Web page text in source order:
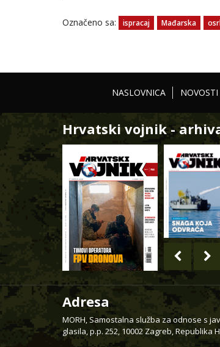
Označeno sa: ispracaj Mađarska
NASLOVNICA
Hrvatski vojnik -
Adresa
MORH, Samostalna služba za odnose s
glasila, p.p. 252, 10002 Zagreb, Republika